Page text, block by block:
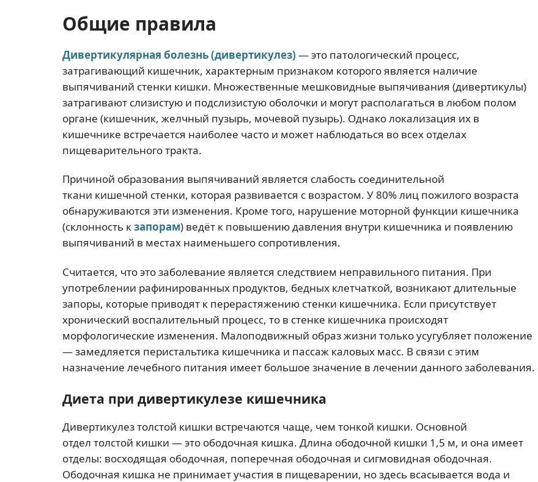
Общие правила
Дивертикулярная болезнь (дивертикулез) — это патологический процесс,
затрагивающий кишечник, характерным признаком которого является наличие
выпячиваний стенки кишки. Множественные мешковидные выпячивания (дивертикулы)
затрагивают слизистую и подслизистую оболочки и могут располагаться в любом полом
органе (кишечник, желчный пузырь, мочевой пузырь). Однако локализация их в
кишечнике встречается наиболее часто и может наблюдаться во всех отделах
пищеварительного тракта.
Причиной образования выпячиваний является слабость соединительной
ткани кишечной стенки, которая развивается с возрастом. У 80% лиц пожилого возраста
обнаруживаются эти изменения. Кроме того, нарушение моторной функции кишечника
(склонность кзапорам) ведёт к повышению давления внутри кишечника и появлению
выпячиваний в местах наименьшего сопротивления.
Считается, что это заболевание является следствием неправильного питания. При
употреблении рафинированных продуктов, бедных клетчаткой, возникают длительные
запоры, которые приводят к перерастяжению стенки кишечника. Если присутствует
хронический воспалительный процесс, то в стенке кишечника происходят
морфологические изменения. Малоподвижный образ жизни только усугубляет положение
— замедляется перистальтика кишечника и пассаж каловых масс. В связи с этим
назначение лечебного питания имеет большое значение в лечении данного заболевания.
Диета при дивертикулезе кишечника
Дивертикулез толстой кишки встречаются чаще, чем тонкой кишки. Основной
отдел толстой кишки — это ободочная кишка. Длина ободочной кишки 1,5 м, и она имеет
отделы: восходящая ободочная, поперечная ободочная и сигмовидная ободочная.
Ободочная кишка не принимает участия в пищеварении, но здесь всасывается вода и